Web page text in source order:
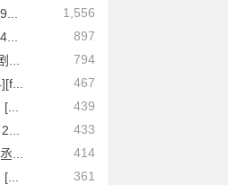
1,556
897
794
...
467
439
433
414
...
361